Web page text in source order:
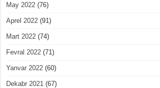
May 2022 (76)
Aprel 2022 (91)
Mart 2022 (74)
Fevral 2022 (71)
Yanvar 2022 (60)
Dekabr 2021 (67)